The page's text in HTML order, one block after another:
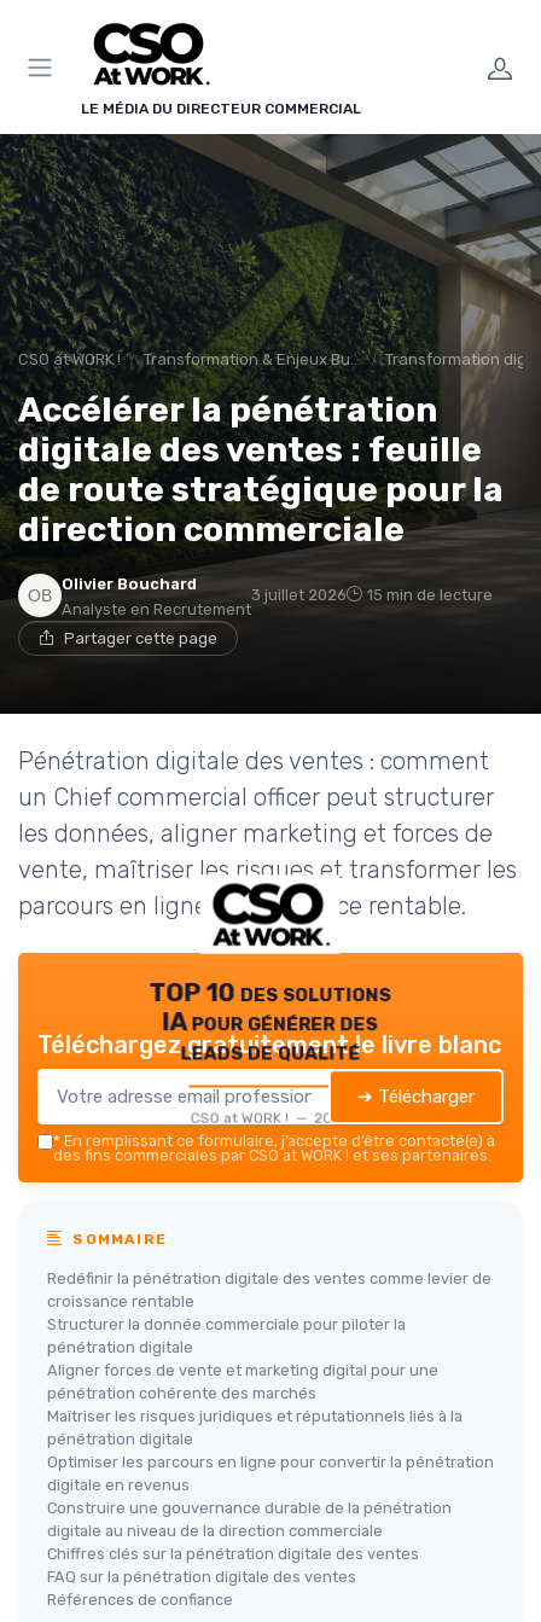
LE MÉDIA DU DIRECTEUR COMMERCIAL
CSO at WORK ! Transformation & Enjeux Business Transformation
Accélérer la pénétration
digitale des ventes : feuille
de route stratégique pour la
direction commerciale
Olivier Bouchard
Analyste en Recrutement
3 juillet 2026 15 min de lecture
Partager cette page
Pénétration digitale des ventes : comment
un Chief commercial officer peut structurer
les données, aligner marketing et forces de
vente, maîtriser les risques et transformer les
parcours en ligne en croissance rentable.
TOP 10 des solutions
IA pour générer des
leads de qualité
CSO at WORK ! — 2026
Téléchargez gratuitement le livre blanc
➔ Télécharger
* En remplissant ce formulaire, j’accepte d’être contacté(e) à
des fins commerciales par CSO at WORK ! et ses partenaires.
SOMMAIRE
Redéfinir la pénétration digitale des ventes comme levier de
croissance rentable
Structurer la donnée commerciale pour piloter la
pénétration digitale
Aligner forces de vente et marketing digital pour une
pénétration cohérente des marchés
Maîtriser les risques juridiques et réputationnels liés à la
pénétration digitale
Optimiser les parcours en ligne pour convertir la pénétration
digitale en revenus
Construire une gouvernance durable de la pénétration
digitale au niveau de la direction commerciale
Chiffres clés sur la pénétration digitale des ventes
FAQ sur la pénétration digitale des ventes
Références de confiance